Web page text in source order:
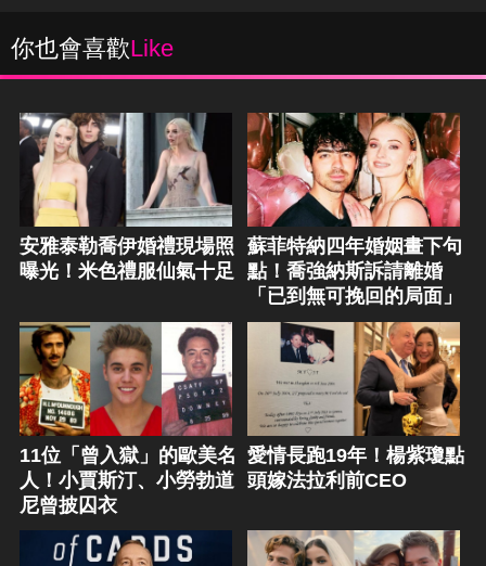
你也會喜歡Like
安雅泰勒喬伊婚禮現場照
曝光！米色禮服仙氣十足
蘇菲特納四年婚姻畫下句
點！喬強納斯訴請離婚
「已到無可挽回的局面」
11位「曾入獄」的歐美名
人！小賈斯汀、小勞勃道
尼曾披囚衣
愛情長跑19年！楊紫瓊點
頭嫁法拉利前CEO